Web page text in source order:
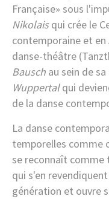
Française» sous
Nikolaisqui crée le
contemporaine et en
danse-théâtre
Bausch au sein de
Wuppertalqui
de la danse
La danse
temporelles comme
se reconnaît comme
qui s'en
génération et ouvre